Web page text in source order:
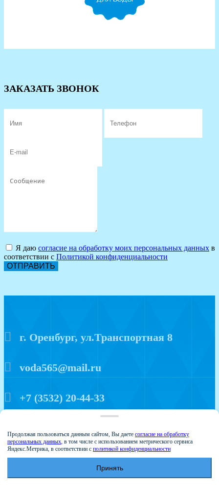
ЗАКАЗАТЬ ЗВОНОК
Я даю согласие на обработку моих персональных данных в
соответствии с Политикой конфиденциальности
ОТПРАВИТЬ
г. Оренбург, ул.Транспортная 8
voda565@mail.ru
+7 (3532) 20-44-33
Создание и продвижение сайтов - Веб-студия Веста
Продолжая пользоваться данным сайтом, Вы даете согласие на обработку
персональных данных, в том числе с использованием метрического сервиса
Яндекс.Метрика, в соответствии с политикой конфиденциальности
Принять